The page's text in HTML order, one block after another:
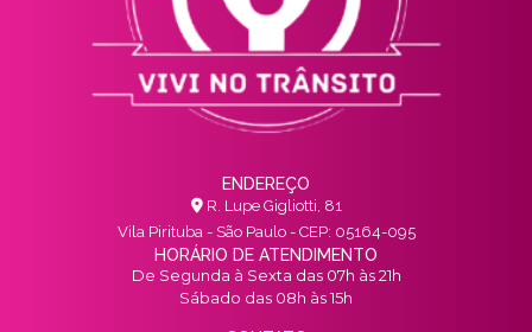
ENDEREÇO
R. Lupe Gigliotti, 81
Vila Pirituba - São Paulo - CEP: 05164-095
HORÁRIO DE ATENDIMENTO
De Segunda à Sexta das 07h às 21h
Sábado das 08h às 15h